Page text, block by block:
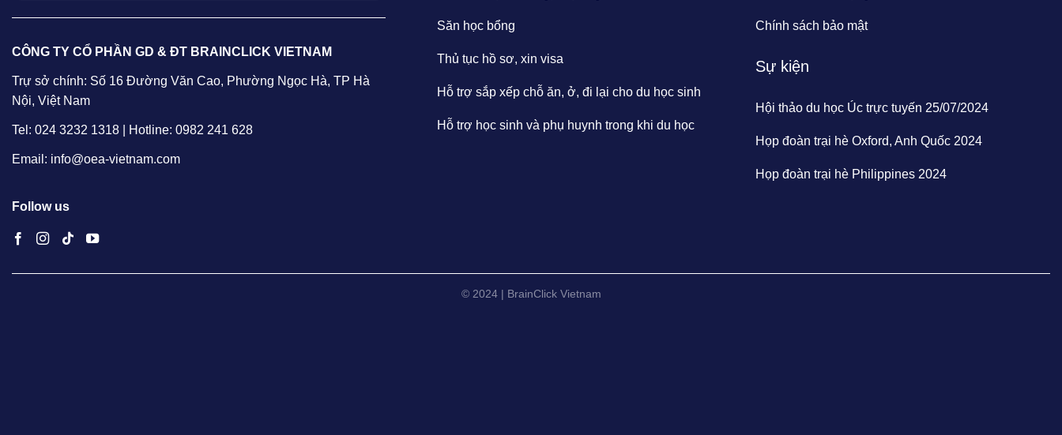
CÔNG TY CỔ PHẦN GD & ĐT BRAINCLICK VIETNAM
Trự sở chính: Số 16 Đường Văn Cao, Phường Ngọc Hà, TP Hà
Nội, Việt Nam
Tel: 024 3232 1318 | Hotline: 0982 241 628
Email: info@oea-vietnam.com
Follow us
Săn học bổng
Thủ tục hồ sơ, xin visa
Hỗ trợ sắp xếp chỗ ăn, ở, đi lại cho du học sinh
Hỗ trợ học sinh và phụ huynh trong khi du học
Chính sách bảo mật
Sự kiện
Hội thảo du học Úc trực tuyến 25/07/2024
Họp đoàn trại hè Oxford, Anh Quốc 2024
Họp đoàn trại hè Philippines 2024
© 2024 | BrainClick Vietnam